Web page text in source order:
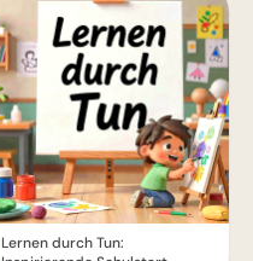
Lernen durch Tun: